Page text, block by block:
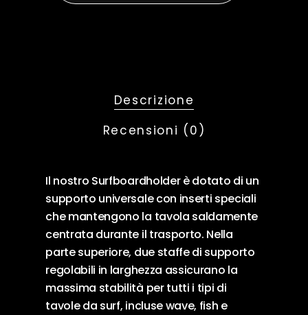
Descrizione
Recensioni (0)
Il nostro Surfboardholder è dotato di un
supporto universale con inserti speciali
che mantengono la tavola saldamente
centrata durante il trasporto. Nella
parte superiore, due staffe di supporto
regolabili in larghezza assicurano la
massima stabilità per tutti i tipi di
tavole da surf, incluse wave, fish e